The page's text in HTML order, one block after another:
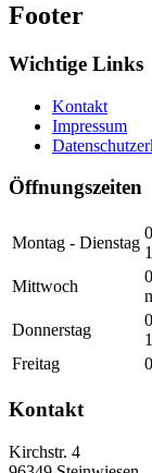
Footer
Wichtige Links
Kontakt
Impressum
Öffnungszeiten
Montag - Dienstag
Mittwoch
Donnerstag
Freitag
Kontakt
Kirchstr. 4